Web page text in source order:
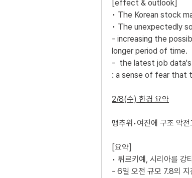
[effect & outlook]
• The Korean stock
• The unexpectedly
- increasing the
longer period of time.
-  the latest job
: a sense of fear that
2/8(수) 한경 요약
맹추위•여진에 구조 악
[요약]
• 튀르키예, 시리아를
- 6일 오전 규모 7.8의